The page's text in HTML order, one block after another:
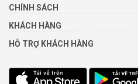
CHÍNH SÁCH
KHÁCH HÀNG
HỖ TRỢ KHÁCH HÀNG